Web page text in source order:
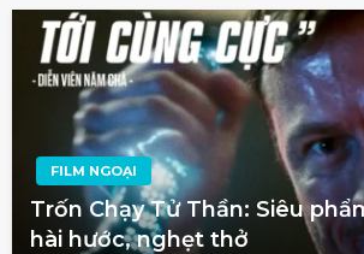
FILM NGOẠI
Trốn Chạy Tử Thần: Siêu
hài hước, nghẹt thở